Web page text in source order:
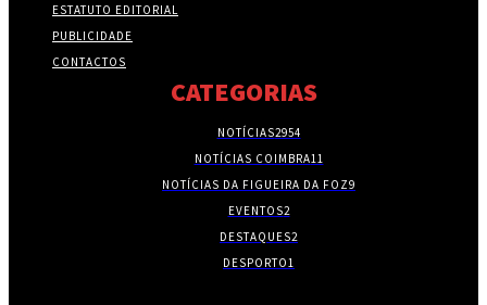
ESTATUTO EDITORIAL
PUBLICIDADE
CONTACTOS
CATEGORIAS
NOTÍCIAS2954
NOTÍCIAS COIMBRA11
NOTÍCIAS DA FIGUEIRA DA FOZ9
EVENTOS2
DESTAQUES2
DESPORTO1